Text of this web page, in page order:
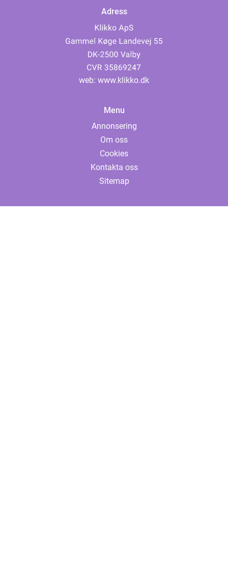
Adress
web: www.klikko.dk
Menu
Annonsering
Om oss
Cookies
Kontakta oss
Sitemap